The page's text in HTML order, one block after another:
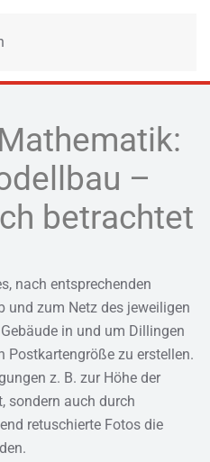
–
betrachtet
nach entsprechenden
und zum Netz des jeweiligen
in und um Dillingen
Postkartengröße zu erstellen.
z. B. zur Höhe der
sondern auch durch
retuschierte Fotos die